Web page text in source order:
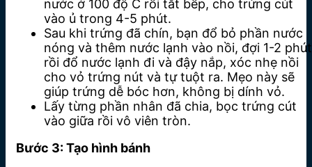
nước ở 100 độ C rồi tắt bếp, cho trứng cút
vào ủ trong 4-5 phút.
Sau khi trứng đã chín, bạn đổ bỏ phần nước
nóng và thêm nước lạnh vào nồi, đợi 1-2 phút
rồi đổ nước lạnh đi và đậy nắp, xóc nhẹ nồi
cho vỏ trứng nút và tự tuột ra. Mẹo này sẽ
giúp trứng dễ bóc hơn, không bị dính vỏ.
Lấy từng phần nhân đã chia, bọc trứng cút
vào giữa rồi vô viên tròn.
Bước 3: Tạo hình bánh